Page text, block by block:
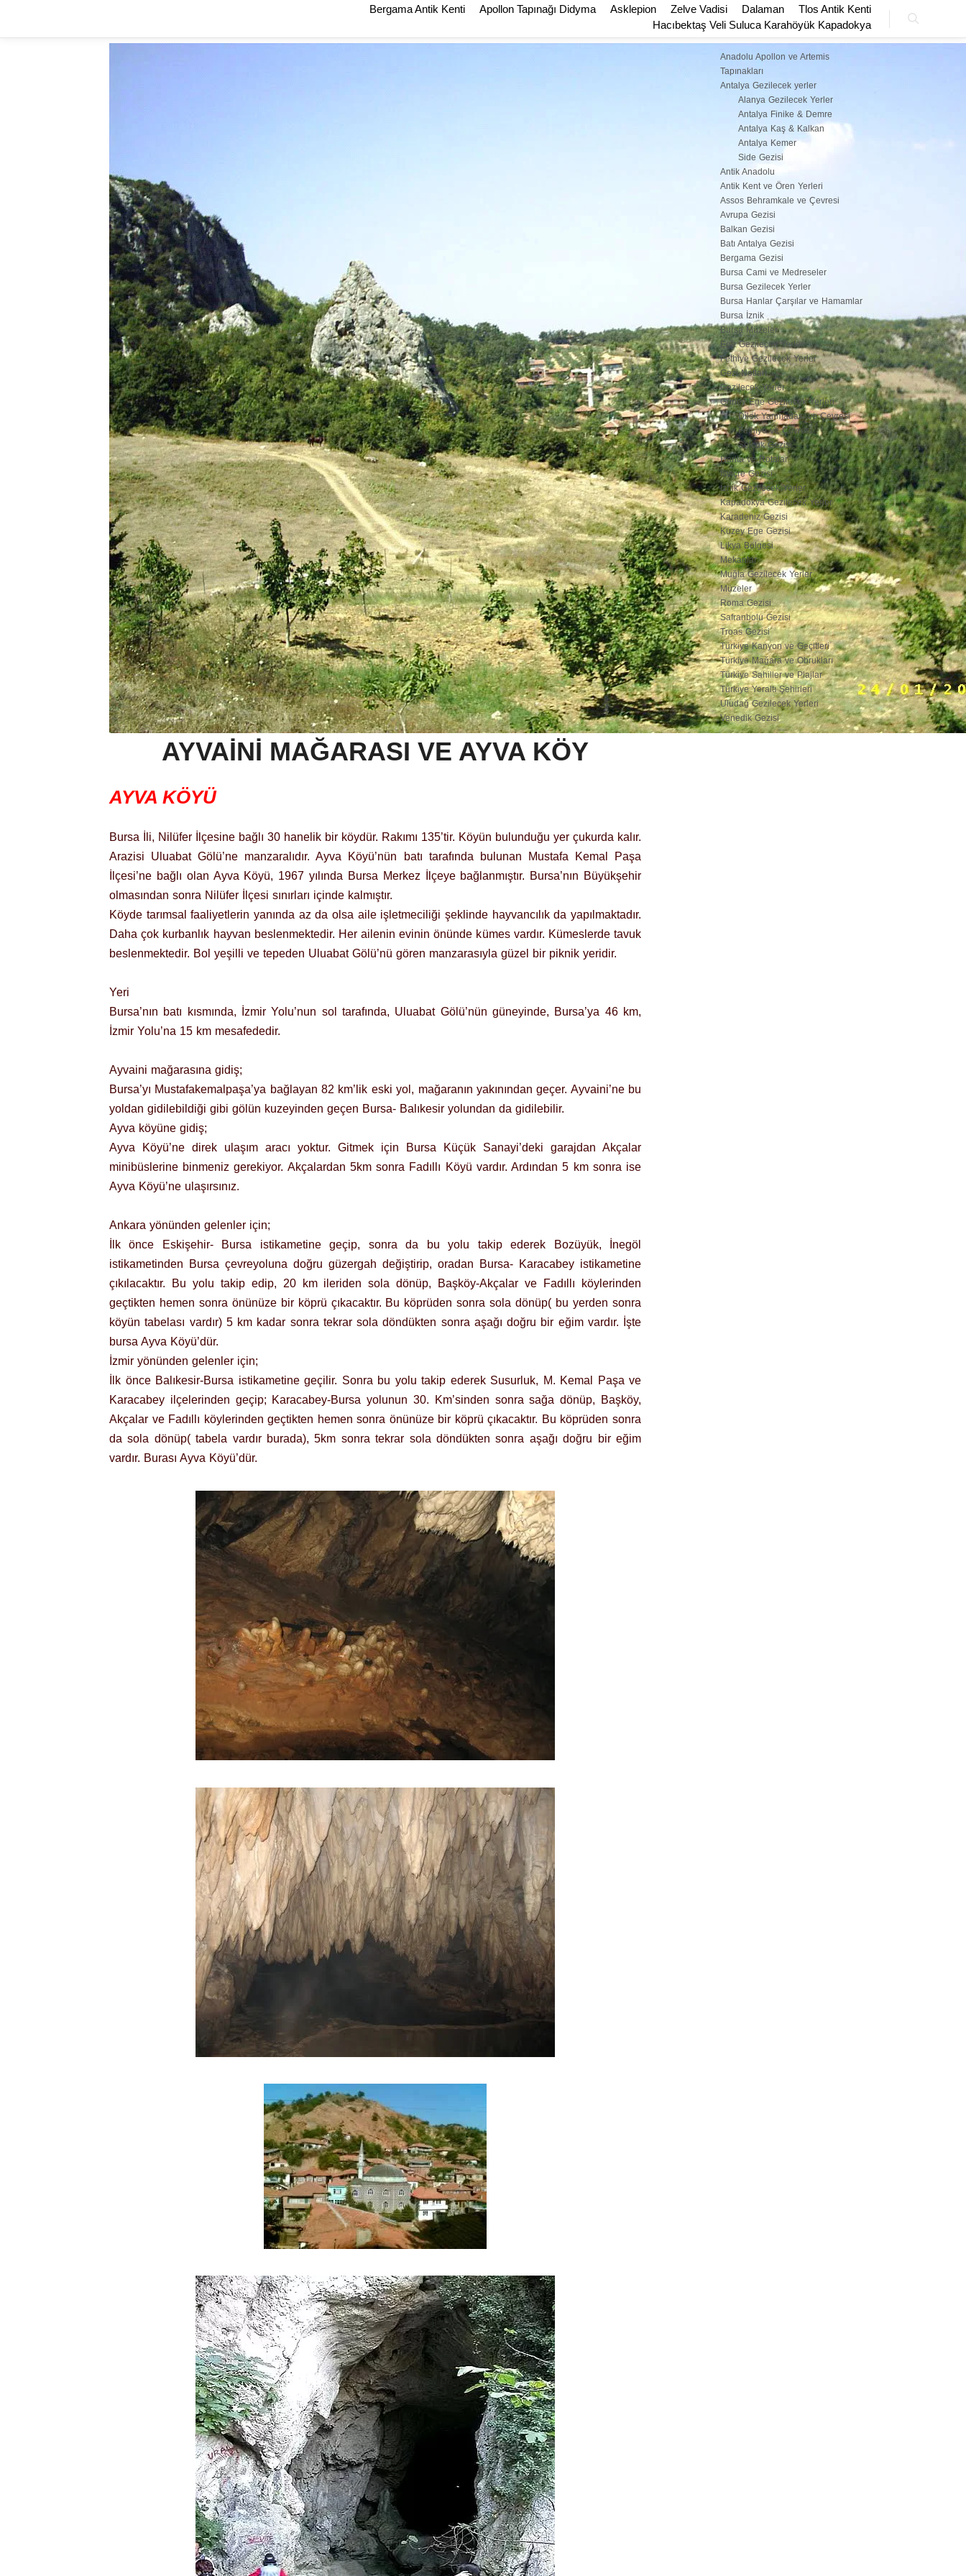
Bergama Antik Kenti Apollon Tapınağı Didyma Asklepion Zelve Vadisi Dalaman
Tlos Antik Kenti
Hacıbektaş Veli Suluca Karahöyük Kapadokya
Ara
AYVAINI MAĞARASI VE AYVA KÖY
AYVA KÖYÜ
Bursa İli, Nilüfer İlçesine bağlı 30 hanelik bir köydür. Rakımı 135’tir. Köyün bulunduğu yer çukurda kalır.
Arazisi Uluabat Gölü’ne manzaralıdır. Ayva Köyü’nün batı tarafında bulunan Mustafa Kemal Paşa
İlçesi’ne bağlı olan Ayva Köyü, 1967 yılında Bursa Merkez İlçeye bağlanmıştır. Bursa’nın Büyükşehir
olmasından sonra Nilüfer İlçesi sınırları içinde kalmıştır.
Köyde tarımsal faaliyetlerin yanında az da olsa aile işletmeciliği şeklinde hayvancılık da yapılmaktadır.
Daha çok kurbanlık hayvan beslenmektedir. Her ailenin evinin önünde kümes vardır. Kümeslerde tavuk
beslenmektedir. Bol yeşilli ve tepeden Uluabat Gölü’nü gören manzarasıyla güzel bir piknik yeridir.
Yeri
Bursa’nın batı kısmında, İzmir Yolu’nun sol tarafında, Uluabat Gölü’nün güneyinde, Bursa’ya 46 km,
İzmir Yolu’na 15 km mesafededir.
Ayvaini mağarasına gidiş;
Bursa’yı Mustafakemalpaşa’ya bağlayan 82 km’lik eski yol, mağaranın yakınından geçer. Ayvaini’ne bu
yoldan gidilebildiği gibi gölün kuzeyinden geçen Bursa- Balıkesir yolundan da gidilebilir.
Ayva köyüne gidiş;
Ayva Köyü’ne direk ulaşım aracı yoktur. Gitmek için Bursa Küçük Sanayi’deki garajdan Akçalar
minibüslerine binmeniz gerekiyor. Akçalardan 5km sonra Fadıllı Köyü vardır. Ardından 5 km sonra ise
Ayva Köyü’ne ulaşırsınız.
Ankara yönünden gelenler için;
İlk önce Eskişehir- Bursa istikametine geçip, sonra da bu yolu takip ederek Bozüyük, İnegöl
istikametinden Bursa çevreyoluna doğru güzergah değiştirip, oradan Bursa- Karacabey istikametine
çıkılacaktır. Bu yolu takip edip, 20 km ileriden sola dönüp, Başköy-Akçalar ve Fadıllı köylerinden
geçtikten hemen sonra önünüze bir köprü çıkacaktır. Bu köprüden sonra sola dönüp( bu yerden sonra
köyün tabelası vardır) 5 km kadar sonra tekrar sola döndükten sonra aşağı doğru bir eğim vardır. İşte
bursa Ayva Köyü’dür.
İzmir yönünden gelenler için;
İlk önce Balıkesir-Bursa istikametine geçilir. Sonra bu yolu takip ederek Susurluk, M. Kemal Paşa ve
Karacabey ilçelerinden geçip; Karacabey-Bursa yolunun 30. Km’sinden sonra sağa dönüp, Başköy,
Akçalar ve Fadıllı köylerinden geçtikten hemen sonra önünüze bir köprü çıkacaktır. Bu köprüden sonra
da sola dönüp( tabela vardır burada), 5km sonra tekrar sola döndükten sonra aşağı doğru bir eğim
vardır. Burası Ayva Köyü’dür.
KATEGORILER
Anadolu Apollon ve Artemis
Tapınakları
Antalya Gezilecek yerler
Alanya Gezilecek Yerler
Antalya Finike & Demre
Antalya Kaş & Kalkan
Antalya Kemer
Side Gezisi
Antik Anadolu
Antik Kent ve Ören Yerleri
Assos Behramkale ve Çevresi
Avrupa Gezisi
Balkan Gezisi
Batı Antalya Gezisi
Bergama Gezisi
Bursa Cami ve Medreseler
Bursa Gezilecek Yerler
Bursa Hanlar Çarşılar ve Hamamlar
Bursa İznik
Bursa Müzeler
Ege Gezilecek Yerler
Fethiye Gezilecek Yerler
Gezi Notları
Gezilecek Yerler
Güney Ege Gezilecek Yerleri
Dilek Yarımadası ve Çevresi
Fethiye ve Çevresi
Selçuk Gezisi
Harita ve Rotalar
İsviçre Gezisi
İznik Gezilecek Yerler
Kapadokya Gezilecek Yerler
Karadeniz Gezisi
Kuzey Ege Gezisi
Likya Bölgesi
Mekanlar
Muğla Gezilecek Yerler
Müzeler
Roma Gezisi
Safranbolu Gezisi
Troas Gezisi
Türkiye Kanyon ve Geçitleri
Türkiye Mağara ve Obrukları
Türkiye Sahiller ve Plajlar
Türkiye Yeraltı Şehirleri
Uludağ Gezilecek Yerleri
Venedik Gezisi